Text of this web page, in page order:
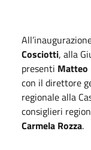
Cosciotti, alla
presenti Matteo
con il direttore
regionale alla
consiglieri
Carmela Rozza.